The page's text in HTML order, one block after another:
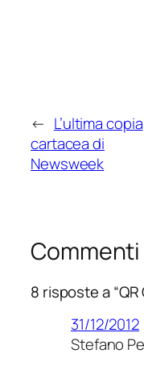
← L’ultima copia
cartacea di
Newsweek
Commenti
8 risposte a
31/12/2012
Stefano